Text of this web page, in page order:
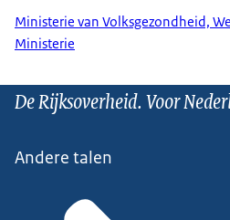
Ministerie van Volksgezondheid,
Ministerie
De Rijksoverheid. Voor
Andere talen